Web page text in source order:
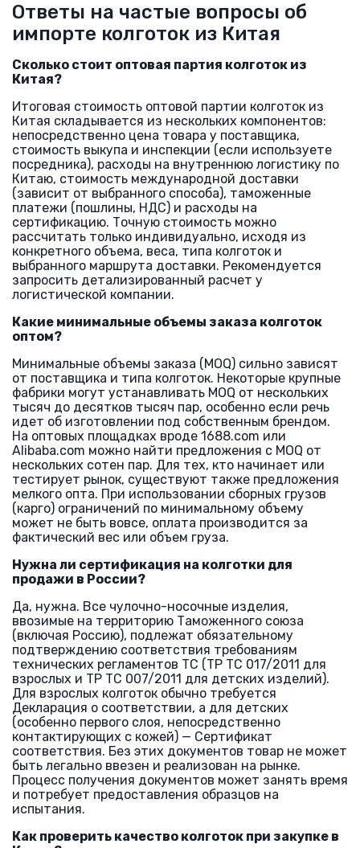
Ответы на частые вопросы об
импорте колготок из Китая
Сколько стоит оптовая партия колготок из
Китая?
Итоговая стоимость оптовой партии колготок из
Китая складывается из нескольких компонентов:
непосредственно цена товара у поставщика,
стоимость выкупа и инспекции (если используете
посредника), расходы на внутреннюю логистику по
Китаю, стоимость международной доставки
(зависит от выбранного способа), таможенные
платежи (пошлины, НДС) и расходы на
сертификацию. Точную стоимость можно
рассчитать только индивидуально, исходя из
конкретного объема, веса, типа колготок и
выбранного маршрута доставки. Рекомендуется
запросить детализированный расчет у
логистической компании.
Какие минимальные объемы заказа колготок
оптом?
Минимальные объемы заказа (MOQ) сильно зависят
от поставщика и типа колготок. Некоторые крупные
фабрики могут устанавливать MOQ от нескольких
тысяч до десятков тысяч пар, особенно если речь
идет об изготовлении под собственным брендом.
На оптовых площадках вроде 1688.com или
Alibaba.com можно найти предложения с MOQ от
нескольких сотен пар. Для тех, кто начинает или
тестирует рынок, существуют также предложения
мелкого опта. При использовании сборных грузов
(карго) ограничений по минимальному объему
может не быть вовсе, оплата производится за
фактический вес или объем груза.
Нужна ли сертификация на колготки для
продажи в России?
Да, нужна. Все чулочно-носочные изделия,
ввозимые на территорию Таможенного союза
(включая Россию), подлежат обязательному
подтверждению соответствия требованиям
технических регламентов ТС (ТР ТС 017/2011 для
взрослых и ТР ТС 007/2011 для детских изделий).
Для взрослых колготок обычно требуется
Декларация о соответствии, а для детских
(особенно первого слоя, непосредственно
контактирующих с кожей) — Сертификат
соответствия. Без этих документов товар не может
быть легально ввезен и реализован на рынке.
Процесс получения документов может занять время
и потребует предоставления образцов на
испытания.
Как проверить качество колготок при закупке в